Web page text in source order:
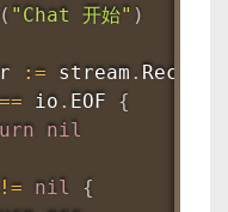
( "Chat 开始" )
:= stream . Recv
== io . EOF {
nil
!= nil
{